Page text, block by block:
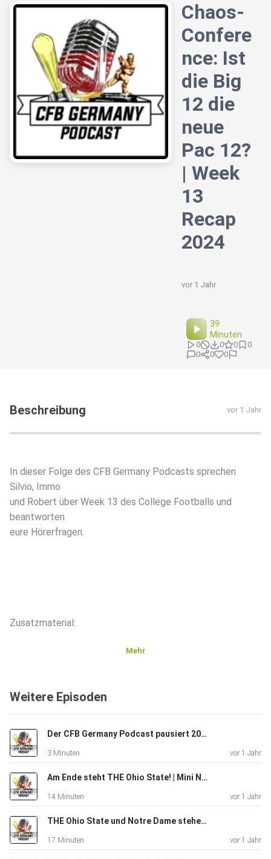
Chaos-
Confere
nce: Ist
die Big
12 die
neue
Pac 12?
| Week
13
Recap
2024
vor 1 Jahr
39
Minuten
0 0 0
0
0
0 0
Beschreibung vor 1 Jahr
In dieser Folge des CFB Germany Podcasts sprechen
Silvio, Immo
und Robert über Week 13 des College Footballs und
beantworten
eure Hörerfragen.
Zusatzmaterial:
https://bball.notnothing.net/big12.php?sport=fb
Mehr
Weitere Episoden
Der CFB Germany Podcast pausiert 2025/26
3 Minuten vor 1 Jahr
Am Ende steht THE Ohio State! | Mini National Championship Recap 2025
14 Minuten vor 1 Jahr
THE Ohio State und Notre Dame stehen im Natty | CFBGP Espresso: Semi-finals Recap und Natty Preview 2025
17 Minuten vor 1 Jahr